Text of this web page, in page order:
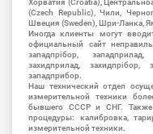
Хорватия (Croatia),
(Czech Republic), Чили,
Швеция (Sweden), Шри-Ланка,
Иногда клиенты могут
официальный сайт
западпрібор,
захидприлад,
западприбор.
Наш технический отдел
измерительной техники
бывшего СССР и СНГ. Также
процедуры: калибровка,
измерительной техники.